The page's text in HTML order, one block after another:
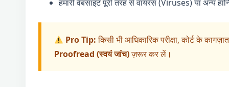
हमारी वेबसाइट पूरी तरह से वायरस (Viruses) या अन्य
Pro Tip:किसी भी आधिकारिक परीक्षा, कोर्ट के
Proofread (स्वयं जांच)ज़रूर कर लें।